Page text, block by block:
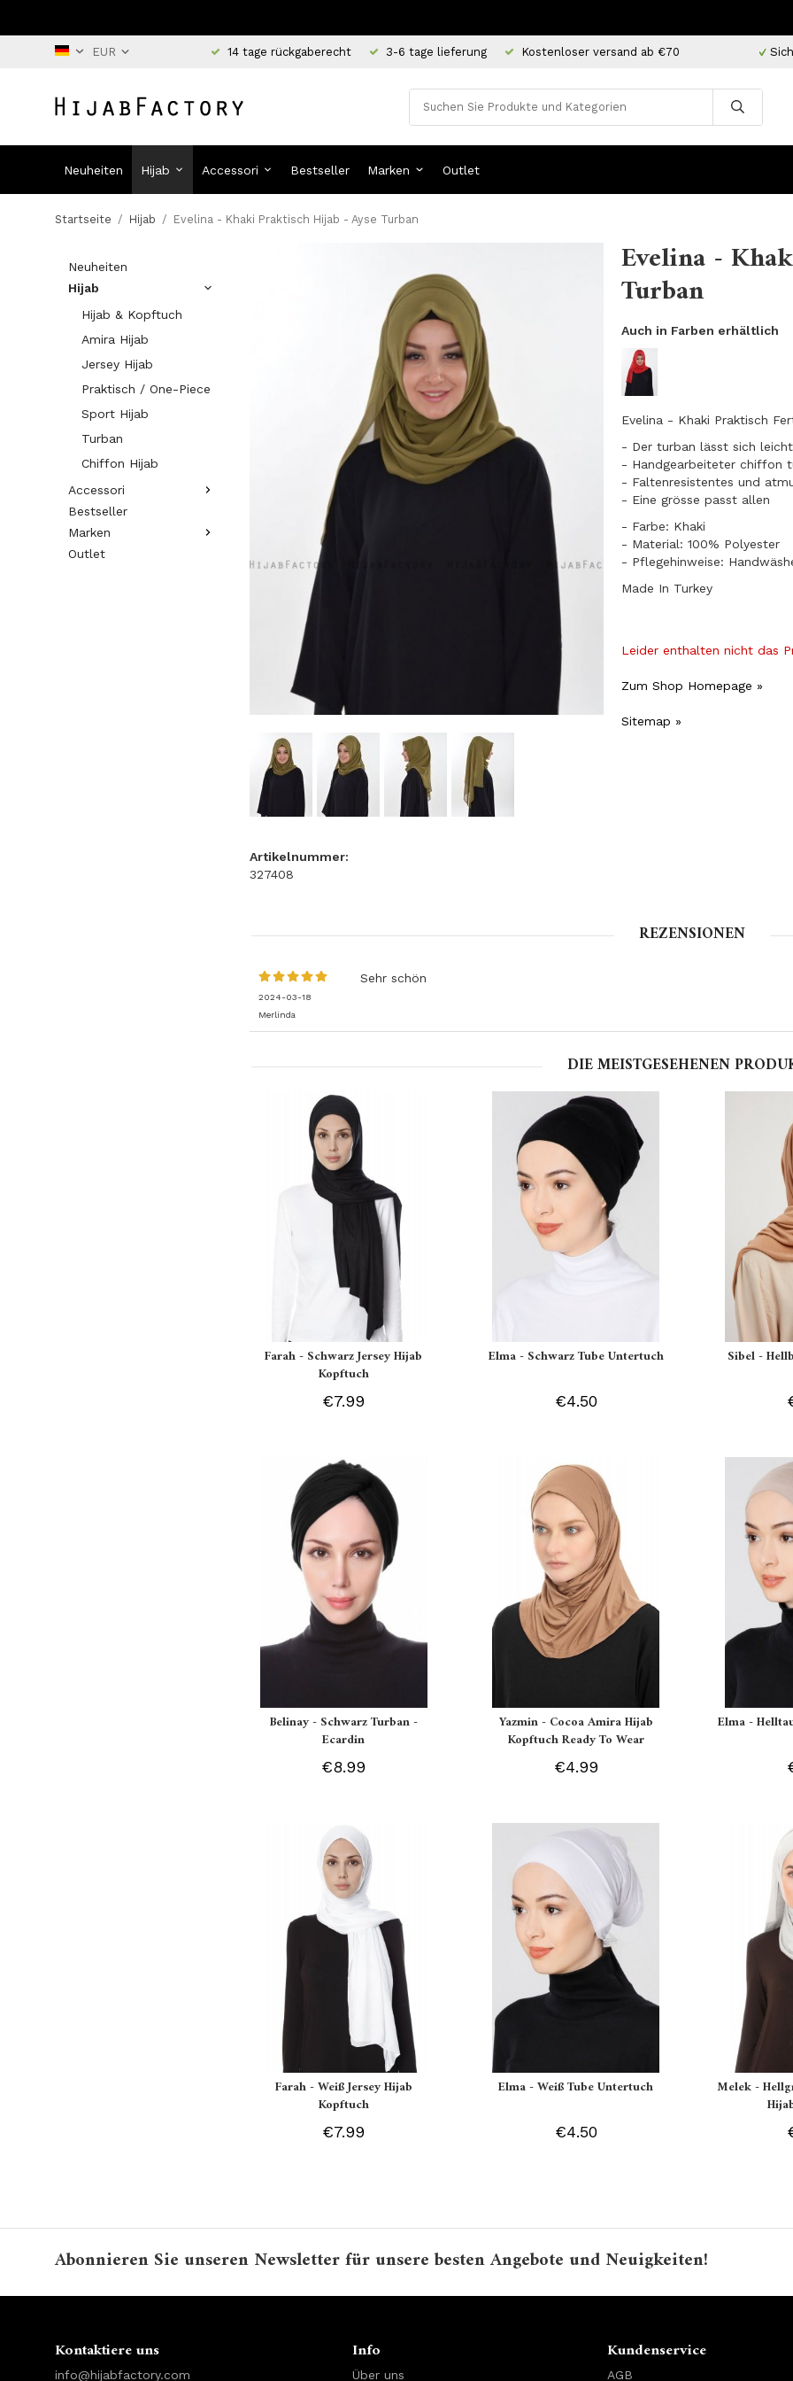
14 tage rückgaberecht 3-6 tage lieferung Kostenloser versand ab €70
Neuheiten Hijab Accessori Bestseller Marken Outlet
Startseite / Hijab / Evelina - Khaki Praktisch Hijab - Ayse Turban
Neuheiten
Hijab
Hijab & Kopftuch
Amira Hijab
Jersey Hijab
Praktisch / One-Piece
Sport Hijab
Turban
Chiffon Hijab
Accessori
Bestseller
Marken
Outlet
Evelina -
Turban
Auch in Farben erhältlich
Evelina - Khaki Praktisch
- Der turban lässt sich
- Handgearbeiteter chiffon
- Faltenresistentes und
​- Eine grösse passt allen
- Farbe: Khaki
- Material: 100% Polyester
- Pflegehinweise:
Made In Turkey
Leider enthalten nicht das
Zum Shop Homepage »
Sitemap »
Artikelnummer:
327408
REZENSIONEN
2024-03-18
Merlinda
Sehr schön
DIE MEISTGESEHENEN
Farah - Schwarz Jersey Hijab
Kopftuch
€7.99
Elma - Schwarz Tube Untertuch
€4.50
Sibel -
Belinay - Schwarz Turban -
Ecardin
€8.99
Yazmin - Cocoa Amira Hijab
Kopftuch Ready To Wear
€4.99
Elma -
Farah - Weiß Jersey Hijab
Kopftuch
€7.99
Elma - Weiß Tube Untertuch
€4.50
Melek -
Abonnieren Sie unseren Newsletter für unsere besten Angebote und Neuigkeiten!
Kontaktiere uns
info@hijabfactory.com
Info
Über uns
Kundenservice
AGB